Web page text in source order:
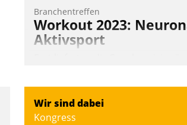
Branchentreffen
Workout 2023:
Aktivsport
aktiv und sammelten methodisch
Vernetzungsideen fürs Quartier.
Dazwischen zeigte Datatrain, was
Wir sind dabei
Kongress